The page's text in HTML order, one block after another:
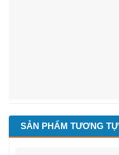
SẢN PHẨM TƯƠNG TỰ